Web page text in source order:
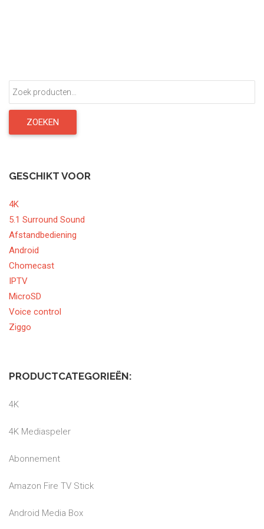
Zoeken
naar:
ZOEKEN
GESCHIKT VOOR
4K
5.1 Surround Sound
Afstandbediening
Android
Chomecast
IPTV
MicroSD
Voice control
Ziggo
PRODUCTCATEGORIEËN:
4K
4K Mediaspeler
Abonnement
Amazon Fire TV Stick
Android Media Box